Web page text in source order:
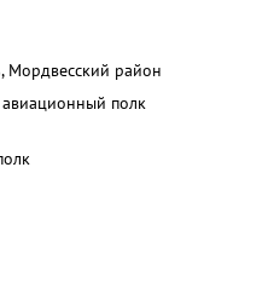
Мордвесский район
полк